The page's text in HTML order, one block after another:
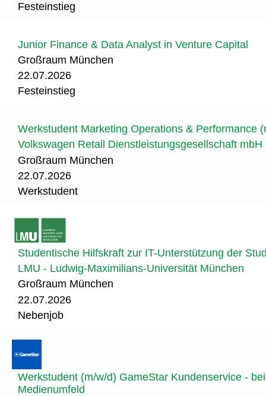
Festeinstieg
Junior Finance & Data Analyst in Venture Capital
Großraum München
22.07.2026
Festeinstieg
Werkstudent Marketing Operations & Performance
Volkswagen Retail Dienstleistungsgesellschaft mbH
Großraum München
22.07.2026
Werkstudent
Studentische Hilfskraft zur IT-Unterstützung der
LMU - Ludwig-Maximilians-Universität München
Großraum München
22.07.2026
Nebenjob
Werkstudent (m/w/d) GameStar Kundenservice -
Medienumfeld